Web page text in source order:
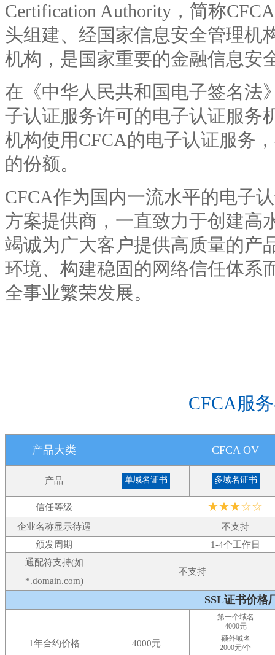
Certification Authority，简称
头组建、经国家信息安全管理机
机构，是国家重要的金融信息安
在《中华人民共和国电子签名法
子认证服务许可的电子认证服务
机构使用CFCA的电子认证服务
的份额。
CFCA作为国内一流水平的电子
方案提供商，一直致力于创建高
竭诚为广大客户提供高质量的产
环境、构建稳固的网络信任体系
全事业繁荣发展。
CFCA服
产品大类 CFCA OV
产品 单域名证书 多域名证书
信任等级 ★★★☆☆
企业名称显示待遇
不支持
颁发周期
1-4个工作日
通配符支持(如
*.domain.com)
不支持
SSL证书价格
1年合约价格 4000元
第一个域名
4000元
额外域名
2000元/个